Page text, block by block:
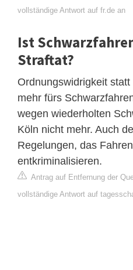
vollständige Antwort auf fr.de an
Ist
Straftat?
Ordnungswidrigkeit
mehr fürs
wegen wiederholten
Köln nicht mehr. Auch
Regelungen, das
entkriminalisieren.
Antrag auf Entfernung der
vollständige Antwort auf